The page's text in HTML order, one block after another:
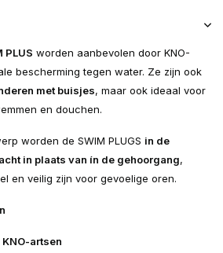
PLUS worden aanbevolen door KNO-
bescherming tegen water. Ze zijn ook
met buisjes, maar ook ideaal voor
en douchen.
worden de SWIM PLUGS in de
in plaats van ín de gehoorgang,
en veilig zijn voor gevoelige oren.
KNO-artsen